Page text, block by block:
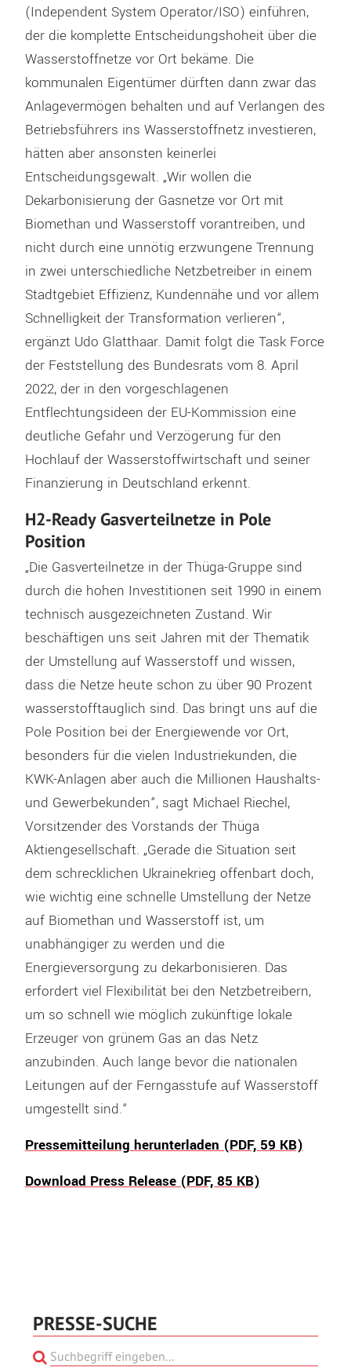
(Independent System Operator/ISO) einführen,
der die komplette Entscheidungshoheit über die
Wasserstoffnetze vor Ort bekäme. Die
kommunalen Eigentümer dürften dann zwar das
Anlagevermögen behalten und auf Verlangen des
Betriebsführers ins Wasserstoffnetz investieren,
hätten aber ansonsten keinerlei
Entscheidungsgewalt. „Wir wollen die
Dekarbonisierung der Gasnetze vor Ort mit
Biomethan und Wasserstoff vorantreiben, und
nicht durch eine unnötig erzwungene Trennung
in zwei unterschiedliche Netzbetreiber in einem
Stadtgebiet Effizienz, Kundennähe und vor allem
Schnelligkeit der Transformation verlieren“,
ergänzt Udo Glatthaar. Damit folgt die Task Force
der Feststellung des Bundesrats vom 8. April
2022, der in den vorgeschlagenen
Entflechtungsideen der EU-Kommission eine
deutliche Gefahr und Verzögerung für den
Hochlauf der Wasserstoffwirtschaft und seiner
Finanzierung in Deutschland erkennt.
H2-Ready Gasverteilnetze in Pole
Position
„Die Gasverteilnetze in der Thüga-Gruppe sind
durch die hohen Investitionen seit 1990 in einem
technisch ausgezeichneten Zustand. Wir
beschäftigen uns seit Jahren mit der Thematik
der Umstellung auf Wasserstoff und wissen,
dass die Netze heute schon zu über 90 Prozent
wasserstofftauglich sind. Das bringt uns auf die
Pole Position bei der Energiewende vor Ort,
besonders für die vielen Industriekunden, die
KWK-Anlagen aber auch die Millionen Haushalts-
und Gewerbekunden“, sagt Michael Riechel,
Vorsitzender des Vorstands der Thüga
Aktiengesellschaft. „Gerade die Situation seit
dem schrecklichen Ukrainekrieg offenbart doch,
wie wichtig eine schnelle Umstellung der Netze
auf Biomethan und Wasserstoff ist, um
unabhängiger zu werden und die
Energieversorgung zu dekarbonisieren. Das
erfordert viel Flexibilität bei den Netzbetreibern,
um so schnell wie möglich zukünftige lokale
Erzeuger von grünem Gas an das Netz
anzubinden. Auch lange bevor die nationalen
Leitungen auf der Ferngasstufe auf Wasserstoff
umgestellt sind.“
Pressemitteilung herunterladen (PDF, 59 KB)
Download Press Release (PDF, 85 KB)
PRESSE-SUCHE